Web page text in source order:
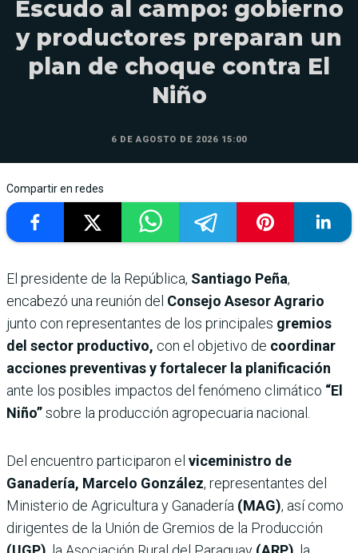
Escudo al campo: gobierno
y productores preparan un
plan de choque contra El
Niño
6 DE AGOSTO DE 2026 15:00
Compartir en redes
El presidente de la República, Santiago Peña,
encabezó una reunión del Consejo Asesor Agrario
junto con representantes de los principales gremios
del sector productivo, con el objetivo de coordinar
acciones preventivas y fortalecer la planificación
ante los posibles impactos del fenómeno climático “El
Niño”sobre la producción agropecuaria nacional.
Del encuentro participaron el viceministro de
Ganadería, Marcelo González, representantes del
Ministerio de Agricultura y Ganadería (MAG), así como
dirigentes de la Unión de Gremios de la Producción